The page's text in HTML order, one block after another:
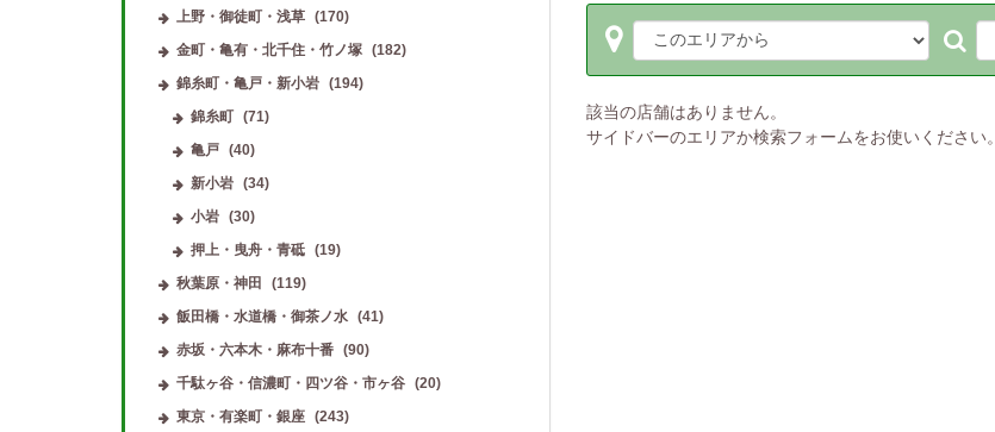
該当の店舗はありません。
サイドバーのエリアか検索フォームをお使いください。
上野・御徒町・浅草
(170)
金町・亀有・北千住・竹ノ塚
(182)
錦糸町・亀戸・新小岩
(194)
錦糸町 (71)
亀戸 (40)
新小岩 (34)
小岩 (30)
押上・曳舟・青砥 (19)
秋葉原・神田
(119)
飯田橋・水道橋・御茶ノ水
(41)
赤坂・六本木・麻布十番
(90)
千駄ヶ谷・信濃町・四ツ谷・市ヶ谷
(20)
東京・有楽町・銀座
(243)